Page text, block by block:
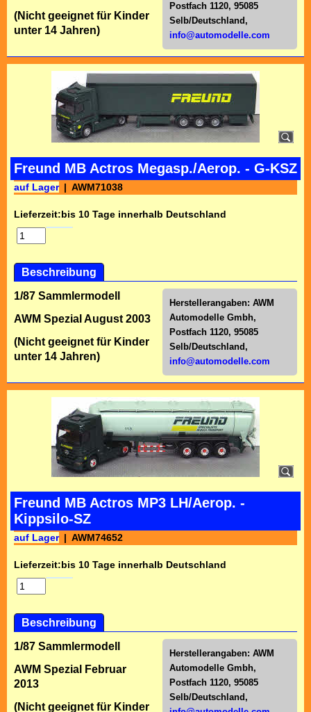
Postfach 1120, 95085
Selb/Deutschl and,
info@automodelle.com
(Nicht geeignet für Kinder
unter 14 Jahren)
Freund MB Actros Megasp./Aerop. - G-KSZ
auf Lager AWM71038
Lieferzeit:bis 10 Tage innerhalb Deutschland
Beschreibung
Herstellerangaben: AWM
Automodelle Gmbh,
Postfach 1120, 95085
Selb/Deutschl and,
info@automodelle.com
1/87 Sammlermodell
AWM Spezial August 2003
(Nicht geeignet für Kinder
unter 14 Jahren)
Freund MB Actros MP3 LH/Aerop. -
Kippsilo-SZ
auf Lager AWM74652
Lieferzeit:bis 10 Tage innerhalb Deutschland
Beschreibung
Herstellerangaben: AWM
Automodelle Gmbh,
Postfach 1120, 95085
Selb/Deutschl and,
1/87 Sammlermodell
AWM Spezial Februar
2013
(Nicht geeignet für Kinder